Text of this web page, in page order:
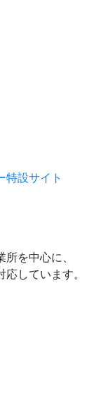
を中心に、
しています。